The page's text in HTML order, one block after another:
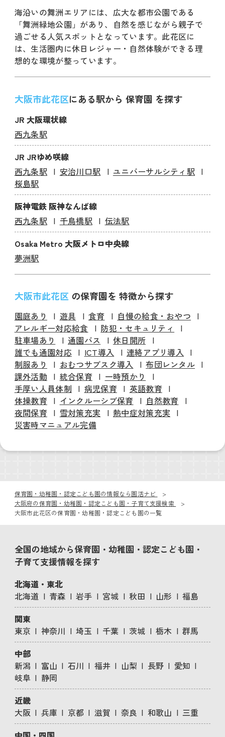
海沿いの舞洲エリアには、広大な都市公園である
「舞洲緑地公園」があり、自然を感じながら親子で
過ごせる人気スポットとなっています。此花区に
は、生活圏内に休日レジャー・自然体験ができる理
想的な環境が整っています。
大阪市此花区にある駅から 保育園 を探す
JR 大阪環状線
西九条駅
JR JRゆめ咲線
西九条駅
安治川口駅
ユニバーサルシティ駅
桜島駅
阪神電鉄 阪神なんば線
西九条駅
千鳥橋駅
伝法駅
Osaka Metro 大阪メトロ中央線
夢洲駅
大阪市此花区 の保育園を 特徴から探す
園庭あり 遊具 食育
自慢の給食・おやつ
アレルギー対応給食
防犯・セキュリティ
駐車場あり
通園バス
休日開所
誰でも通園対応
ICT導入
連絡アプリ導入
制服あり
おむつサブスク導入
布団レンタル
課外活動
統合保育
一時預かり
手厚い人員体制
病児保育
英語教育
体操教育
インクルーシブ保育
自然教育
夜間保育
雪対策充実
熱中症対策充実
災害時マニュアル完備
保育園・幼稚園・認定こども園の情報なら園活ナビ
大阪府の保育園・幼稚園・認定こども園・子育て支援検索
大阪市此花区の保育園・幼稚園・認定こども園の一覧
全国の地域から保育園・幼稚園・認定こども園・
子育て支援情報を探す
北海道・東北
北海道
青森 岩手 宮城 秋田 山形
福島
関東
東京
神奈川 埼玉 千葉 茨城 栃木
群馬
中部
新潟
富山 石川 福井 山梨 長野
愛知
岐阜
静岡
近畿
大阪
兵庫 京都 滋賀 奈良 和歌山
三重